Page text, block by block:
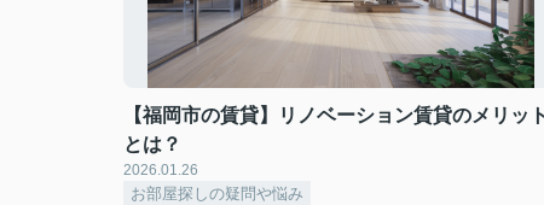
【福岡市の賃貸】リノベーション賃貸のメリット
とは？
2026.01.26
お部屋探しの疑問や悩み